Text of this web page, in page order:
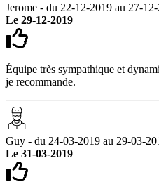
Jerome - du 22-12-2019 au 27-
Le 29-12-2019
Équipe très sympathique et
je recommande.
Guy - du 24-03-2019 au 29-03-
Le 31-03-2019